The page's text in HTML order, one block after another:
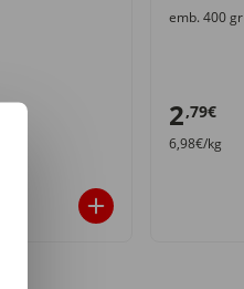
emb. 400 gr
2,79€
6,98€/kg